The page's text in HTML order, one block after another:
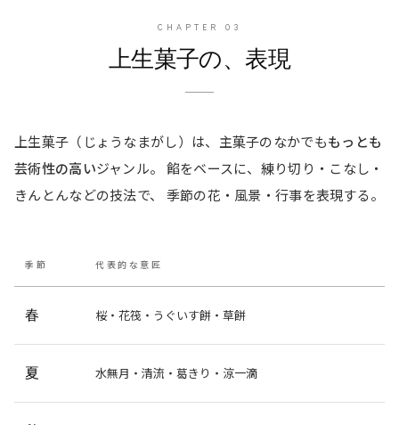
CHAPTER 03
上生菓子の、表現
上生菓子（じょうなまがし）は、主菓子のなかでももっとも
芸術性の高いジャンル。 餡をベースに、練り切り・こなし・
きんとんなどの技法で、 季節の花・風景・行事を表現する。
季節 代表的な意匠
春 桜・花筏・うぐいす餅・草餅
夏 水無月・清流・葛きり・涼一滴